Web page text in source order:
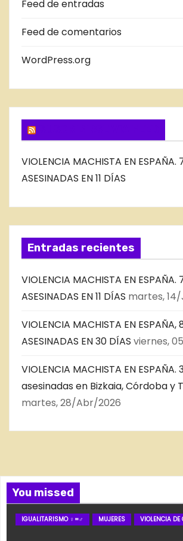
D
B
O
G
Feed de entradas
Feed de comentarios
WordPress.org
VIOLENCIA MACHISTA EN ESPAÑA.
ASESINADAS EN 11 DÍAS
Entradas recientes
VIOLENCIA MACHISTA EN ESPAÑA.
ASESINADAS EN 11 DÍAS martes,
VIOLENCIA MACHISTA EN ESPAÑA,
ASESINADAS EN 30 DÍAS viernes,
VIOLENCIA MACHISTA EN
asesinadas en Bizkaia, Córdoba y
martes, 28/Abr/2026
You missed
IGUALITARISMO ♀=♂ MUJERES VIOLENCIA DE